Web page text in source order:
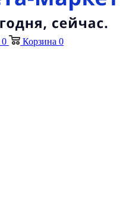
0 Корзина 0